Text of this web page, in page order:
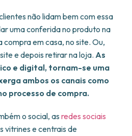
não lidam bem com essa
uma conferida no produto na
em casa, no site. Ou,
e depois retirar na loja. As
e digital, tornam-se uma
ambos os canais como
processo de compra.
o social, as redes sociais
vitrines e centrais de